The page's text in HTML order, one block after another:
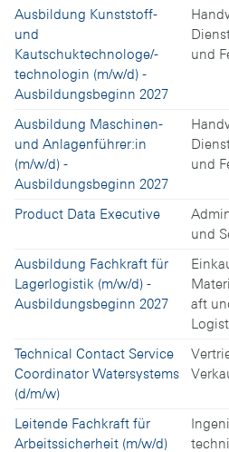
Ausbildung Kunststoff-
und
Kautschuktechnologe/-
technologin (m/w/d) -
Ausbildungsbeginn 2027
und
Ausbildung Maschinen-
und Anlagenführer:in
(m/w/d) -
Ausbildungsbeginn 2027
und
Product Data Executive
und
Ausbildung Fachkraft für
Lagerlogistik (m/w/d) -
Ausbildungsbeginn 2027
aft
Technical Contact Service
Coordinator Watersystems
(d/m/w)
Leitende Fachkraft für
Arbeitssicherheit (m/w/d)